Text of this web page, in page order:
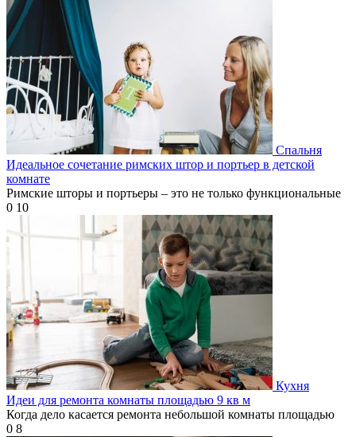
Спальня
Идеальное сочетание римских штор и портьер в детской
комнате
Римские шторы и портьеры – это не только функциональные
0 10
Кухня
Идеи для ремонта комнаты площадью 9 кв м
Когда дело касается ремонта небольшой комнаты площадью
0 8